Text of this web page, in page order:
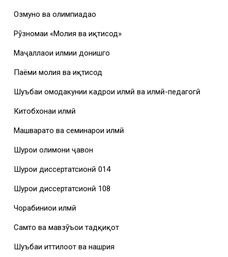
Озмунҳо ва олимпиадаҳо
Рӯзномаи «Молия ва иқтисод»
Маҷаллаҳои илмии донишгоҳ
Паёми молия ва иқтисод
Шуъбаи омодакунии кадрҳои илмӣ ва илмӣ-педагогӣ
Китобхонаи илмӣ
Машваратҳо ва семинарҳои илмӣ
Шурои олимони ҷавон
Шурои диссертатсионӣ 014
Шурои диссертатсионӣ 108
Чорабиниҳои илмӣ
Самтҳо ва мавзӯъҳои тадқиқот
Шуъбаи иттилоот ва нашрия